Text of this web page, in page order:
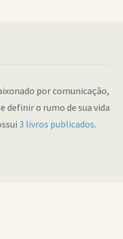
por comunicação,
definir o rumo de sua vida
3 livros publicados.